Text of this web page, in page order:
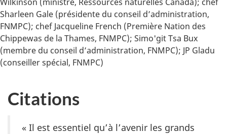
Sharleen Gale (présidente du conseil d’administration,
FNMPC); chef Jacqueline French (Première Nation des
Chippewas de la Thames, FNMPC); Simo'git Tsa Bux
(membre du conseil d’administration, FNMPC); JP Gladu
(conseiller spécial, FNMPC)
Citations
« Il est essentiel qu’à l’avenir les grands